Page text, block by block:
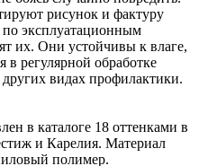
рисунок и фактуру
эксплуатационным
их. Они устойчивы к влаге,
регулярной обработке
видах профилактики.
в каталоге 18 оттенками в
и Карелия. Материал
полимер.